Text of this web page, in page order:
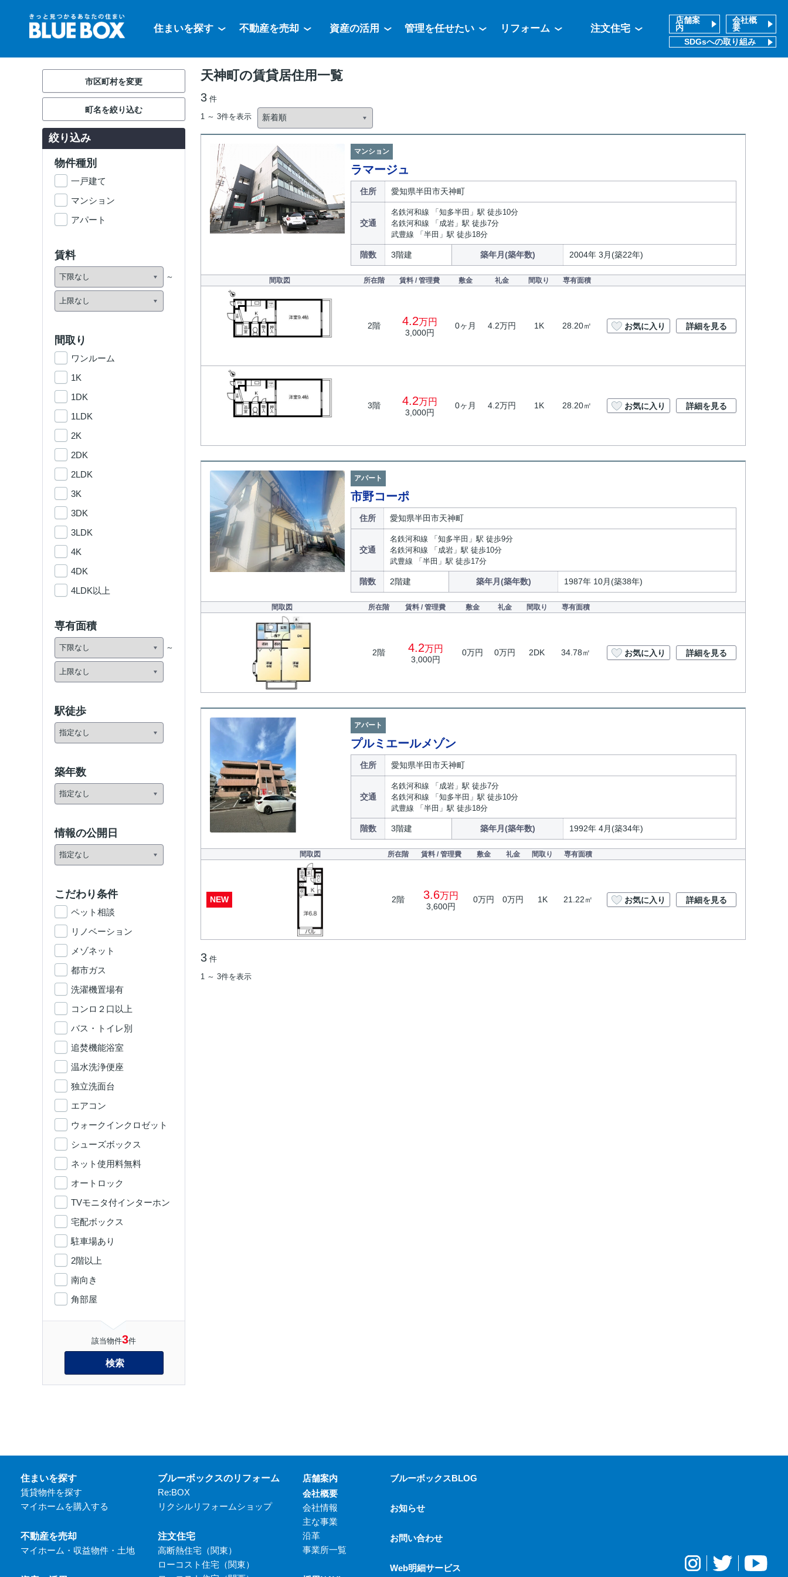
住まいを探す 不動産を売却 資産の活用 管理を任せたい リフォーム 注文住宅
店舗案
内
会社概
要
SDGsへの取り組み
天神町の賃貸居住用一覧
3 件
1 ～ 3件を表示
マンション
ラマージュ
住所 愛知県半田市天神町
交通
名鉄河和線 「知多半田」駅 徒歩10分
名鉄河和線 「成岩」駅 徒歩7分
武豊線 「半田」駅 徒歩18分
階数 3階建 築年月(築年数) 2004年 3月(築22年)
間取図 所在階 賃料 / 管理費 敷金 礼金 間取り 専有面積
2階 4.2万円
3,000円
0ヶ月 4.2万円 1K 28.20㎡ お気に入り 詳細を見る
3階 4.2万円
3,000円
0ヶ月 4.2万円 1K 28.20㎡ お気に入り 詳細を見る
アパート
市野コーポ
住所 愛知県半田市天神町
交通
名鉄河和線 「知多半田」駅 徒歩9分
名鉄河和線 「成岩」駅 徒歩10分
武豊線 「半田」駅 徒歩17分
階数 2階建 築年月(築年数) 1987年 10月(築38年)
間取図 所在階 賃料 / 管理費 敷金 礼金 間取り 専有面積
2階 4.2万円
3,000円
0万円 0万円 2DK 34.78㎡ お気に入り 詳細を見る
アパート
プルミエールメゾン
住所 愛知県半田市天神町
交通
名鉄河和線 「成岩」駅 徒歩7分
名鉄河和線 「知多半田」駅 徒歩10分
武豊線 「半田」駅 徒歩18分
階数 3階建 築年月(築年数) 1992年 4月(築34年)
間取図 所在階 賃料 / 管理費 敷金 礼金 間取り 専有面積
NEW 2階 3.6万円
3,600円
0万円 0万円 1K 21.22㎡ お気に入り 詳細を見る
3 件
1 ～ 3件を表示
市区町村を変更
町名を絞り込む
絞り込み
物件種別
一戸建て
マンション
アパート
賃料
間取り
ワンルーム
1K
1DK
1LDK
2K
2DK
2LDK
3K
3DK
3LDK
4K
4DK
4LDK以上
専有面積
駅徒歩
築年数
情報の公開日
こだわり条件
ペット相談
リノベーション
メゾネット
都市ガス
洗濯機置場有
コンロ２口以上
バス・トイレ別
追焚機能浴室
温水洗浄便座
独立洗面台
エアコン
ウォークインクロゼット
シューズボックス
ネット使用料無料
オートロック
TVモニタ付インターホン
宅配ボックス
駐車場あり
2階以上
南向き
角部屋
該当物件3件
検索
住まいを探す
賃貸物件を探す
マイホームを購入する
不動産を売却
マイホーム・収益物件・土地
ブルーボックスのリフォーム
Re:BOX
リクシルリフォームショップ
注文住宅
高断熱住宅（関東）
ローコスト住宅（関東）
店舗案内
会社概要
会社情報
主な事業
沿革
事業所一覧
ブルーボックスBLOG
お知らせ
お問い合わせ
Web明細サービス